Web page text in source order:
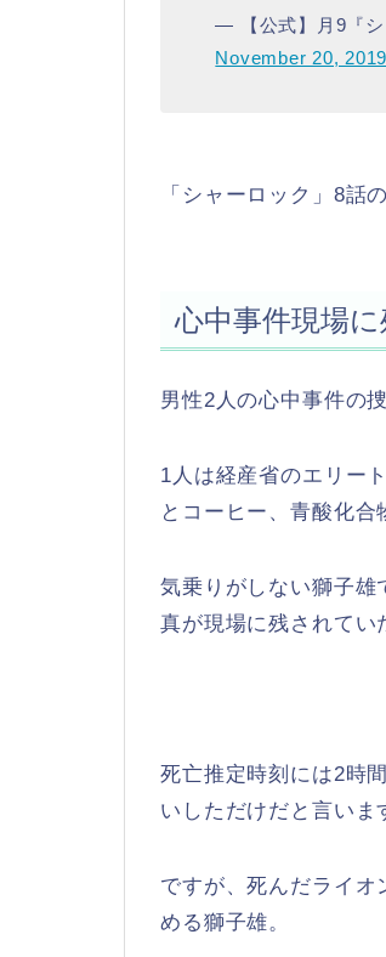
— 【公式】月9『シ
November 20, 2019
「シャーロック」8話
心中事件現場
男性2人の心中事件の
1人は経産省のエリー
とコーヒー、青酸化合
気乗りがしない獅子雄
真が現場に残されてい
死亡推定時刻には2時
いしただけだと言いま
ですが、死んだライ
める獅子雄。